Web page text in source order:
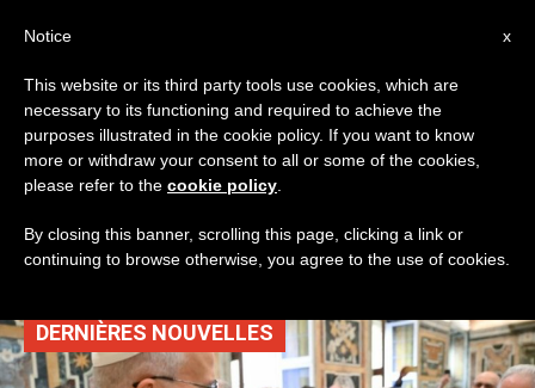
TAG
Posts Tagged
‘الواجبات’
DERNIÈRES NOUVELLES
x
Notice
This website or its third party tools use cookies, which are
necessary to its functioning and required to achieve the
purposes illustrated in the cookie policy. If you want to know
more or withdraw your consent to all or some of the cookies,
please refer to the cookie policy
By closing this banner, scrolling this page, clicking a link or
continuing to browse otherwise, you agree to the use of cookies.